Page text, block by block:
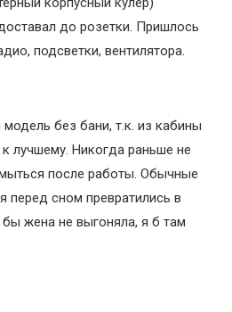
до розетки. Пришлось
подсветки, вентилятора.
без бани, т.к. из кабины
лучшему. Никогда раньше не
после работы. Обычные
перед сном превратились в
жена не выгоняла, я б там